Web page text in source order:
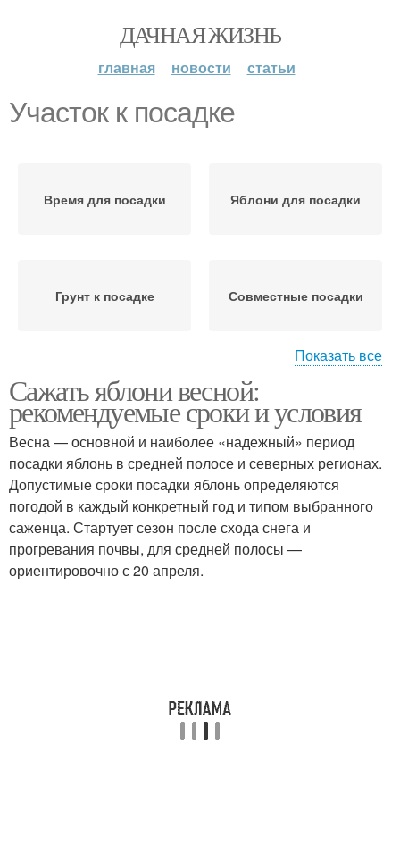
ДАЧНАЯ ЖИЗНЬ
главная новости статьи
Участок к посадке
Время для посадки Яблони для посадки
Грунт к посадке Совместные посадки
Посадки с яблоней Подготовка к посадке
Места для посадки Дерево для посадки
Показать все
Сажать яблони весной:
рекомендуемые сроки и условия
Весна — основной и наиболее «надежный» период
посадки яблонь в средней полосе и северных регионах.
Допустимые сроки посадки яблонь определяются
погодой в каждый конкретный год и типом выбранного
саженца. Стартует сезон после схода снега и
прогревания почвы, для средней полосы —
ориентировочно с 20 апреля.